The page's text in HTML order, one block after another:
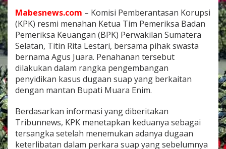
n
B
p
a
t
i
u
a
a
E
n
i
Mabesnews.com – Komisi Pemberantasan Korupsi
(KPK) resmi menahan Ketua Tim Pemeriksa Badan
Pemeriksa Keuangan (BPK) Perwakilan Sumatera
Selatan, Titin Rita Lestari, bersama pihak swasta
bernama Agus Juara. Penahanan tersebut
dilakukan dalam rangka pengembangan
penyidikan kasus dugaan suap yang berkaitan
dengan mantan Bupati Muara Enim.
Berdasarkan informasi yang diberitakan
Tribunnews, KPK menetapkan keduanya sebagai
tersangka setelah menemukan adanya dugaan
keterlibatan dalam perkara suap yang sebelumnya